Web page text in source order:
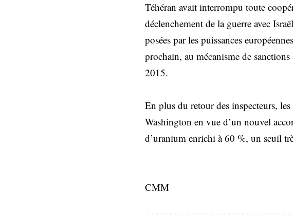
Téhéran avait interrompu toute
déclenchement de la guerre avec
posées par les puissances
prochain, au mécanisme de
2015.
En plus du retour des inspecteurs,
Washington en vue d’un nouvel
d’uranium enrichi à 60 %, un seuil
CMM